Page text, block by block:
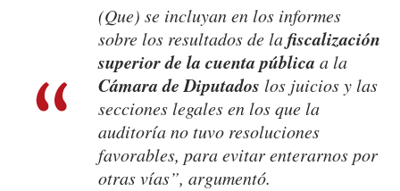
(Que) se incluyan en los informes
sobre los resultados de lafiscalización
superior de la cuenta pública a la
Cámara de Diputados los juicios y las
secciones legales en los que la
auditoría no tuvo resoluciones
favorables, para evitar enterarnos por
otras vías”, argumentó.